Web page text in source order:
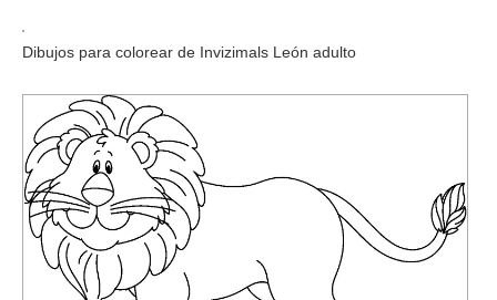
Dibujos para colorear de Invizimals León adulto